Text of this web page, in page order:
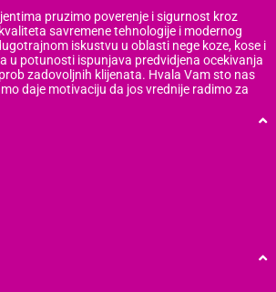
pruzimo poverenje i sigurnost kroz
savremene tehnologije i modernog
iskustvu u oblasti nege koze, kose i
u potunosti ispunjava predvidjena ocekivanja
zadovoljnih klijenata. Hvala Vam sto nas
daje motivaciju da jos vrednije radimo za